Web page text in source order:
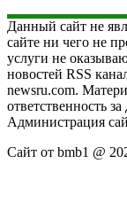
Данный сайт не
сайте ни чего не
услуги не
новостей RSS
newsru.com.
ответственность
Администрация
Сайт от bmb1 @